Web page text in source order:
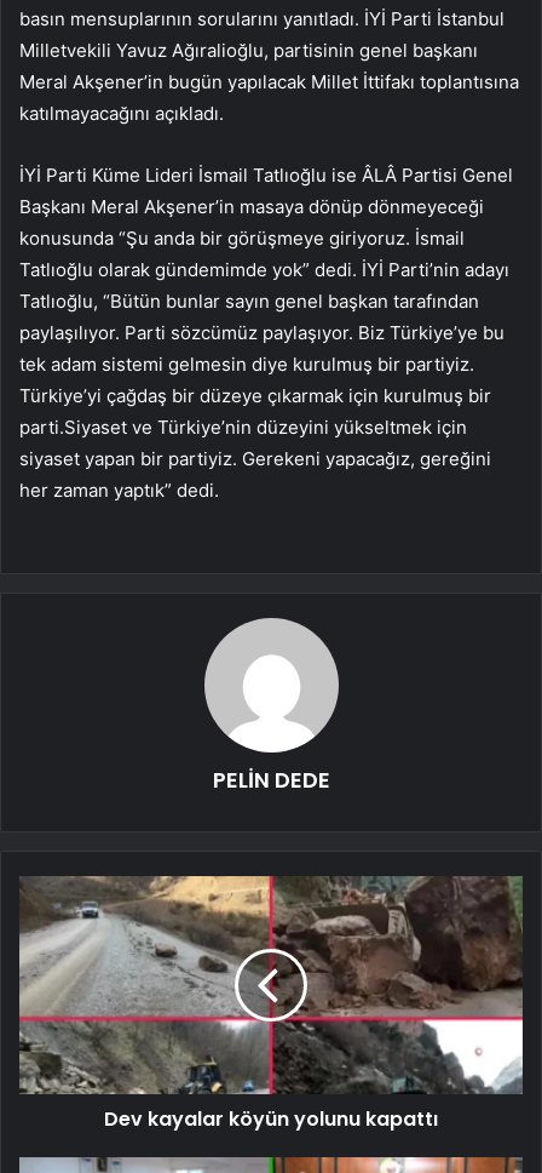
basın mensuplarının sorularını yanıtladı. İYİ Parti İstanbul
Milletvekili Yavuz Ağıralioğlu, partisinin genel başkanı
Meral Akşener’in bugün yapılacak Millet İttifakı toplantısına
katılmayacağını açıkladı.
İYİ Parti Küme Lideri İsmail Tatlıoğlu ise ÂLÂ Partisi Genel
Başkanı Meral Akşener’in masaya dönüp dönmeyeceği
konusunda “Şu anda bir görüşmeye giriyoruz. İsmail
Tatlıoğlu olarak gündemimde yok” dedi. İYİ Parti’nin adayı
Tatlıoğlu, “Bütün bunlar sayın genel başkan tarafından
paylaşılıyor. Parti sözcümüz paylaşıyor. Biz Türkiye’ye bu
tek adam sistemi gelmesin diye kurulmuş bir partiyiz.
Türkiye’yi çağdaş bir düzeye çıkarmak için kurulmuş bir
parti.Siyaset ve Türkiye’nin düzeyini yükseltmek için
siyaset yapan bir partiyiz. Gerekeni yapacağız, gereğini
her zaman yaptık” dedi.
PELİN DEDE
Dev kayalar köyün yolunu kapattı